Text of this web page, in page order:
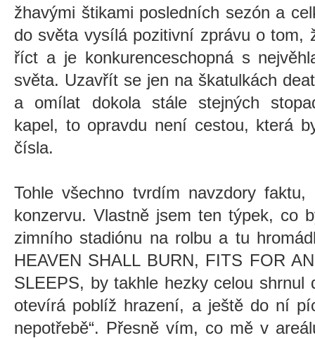
žhavými štikami posledních sezón a
do světa vysílá pozitivní zprávu o tom,
říct a je konkurenceschopná s
světa. Uzavřít se jen na škatulkách
a omílat dokola stále stejných
kapel, to opravdu není cestou, která
čísla.
Tohle všechno tvrdím navzdory
konzervu. Vlastně jsem ten týpek, co
zimního stadiónu na rolbu a tu
HEAVEN SHALL BURN, FITS FOR
SLEEPS, by takhle hezky celou
otevírá poblíž hrazení, a ještě do ní
nepotřebě“. Přesně vím, co mě v